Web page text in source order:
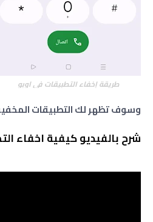
طريقة إخفاء التطبيقات في اوبو
وسوف تظهر لك التطبيقات
شرح بالفيديو كيفية اخفاء